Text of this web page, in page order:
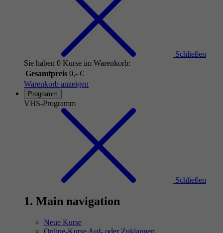
Schließen
Sie haben 0 Kurse im Warenkorb:
Gesamtpreis 0,- €
Warenkorb anzeigen
Programm
VHS-Programm
Schließen
1. Main navigation
Neue Kurse
Online-Kurse Auf- oder Zuklappen